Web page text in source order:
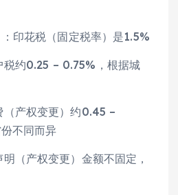
印花税（固定税率）是1.5%
税约0.25 – 0.75%，根据城
产权变更）约0.45 –
不同而异
（产权变更）金额不固定，